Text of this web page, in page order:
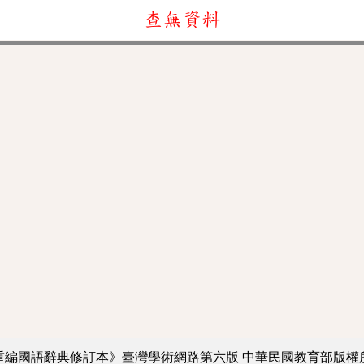
查無資料
編國語辭典修訂本》臺灣學術網路第六版 中華民國教育部版權